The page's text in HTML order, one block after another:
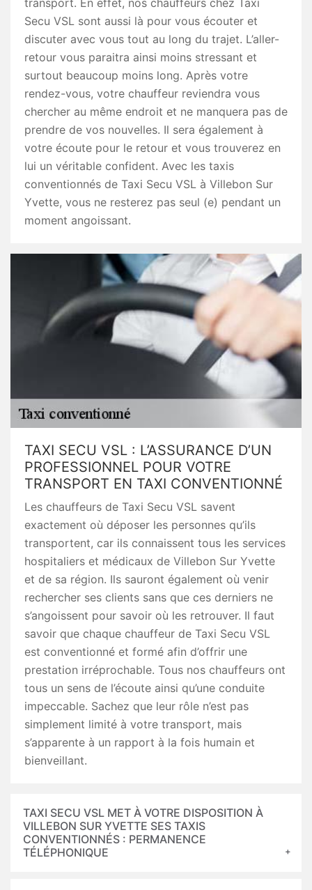
transport. En effet, nos chauffeurs chez Taxi
Secu VSL sont aussi là pour vous écouter et
discuter avec vous tout au long du trajet. L’aller-
retour vous paraitra ainsi moins stressant et
surtout beaucoup moins long. Après votre
rendez-vous, votre chauffeur reviendra vous
chercher au même endroit et ne manquera pas de
prendre de vos nouvelles. Il sera également à
votre écoute pour le retour et vous trouverez en
lui un véritable confident. Avec les taxis
conventionnés de Taxi Secu VSL à Villebon Sur
Yvette, vous ne resterez pas seul (e) pendant un
moment angoissant.
TAXI SECU VSL : L’ASSURANCE D’UN
PROFESSIONNEL POUR VOTRE
TRANSPORT EN TAXI CONVENTIONNÉ
Les chauffeurs de Taxi Secu VSL savent
exactement où déposer les personnes qu’ils
transportent, car ils connaissent tous les services
hospitaliers et médicaux de Villebon Sur Yvette
et de sa région. Ils sauront également où venir
rechercher ses clients sans que ces derniers ne
s’angoissent pour savoir où les retrouver. Il faut
savoir que chaque chauffeur de Taxi Secu VSL
est conventionné et formé afin d’offrir une
prestation irréprochable. Tous nos chauffeurs ont
tous un sens de l’écoute ainsi qu’une conduite
impeccable. Sachez que leur rôle n’est pas
simplement limité à votre transport, mais
s’apparente à un rapport à la fois humain et
bienveillant.
TAXI SECU VSL MET À VOTRE DISPOSITION À
VILLEBON SUR YVETTE SES TAXIS
CONVENTIONNÉS : PERMANENCE
TÉLÉPHONIQUE